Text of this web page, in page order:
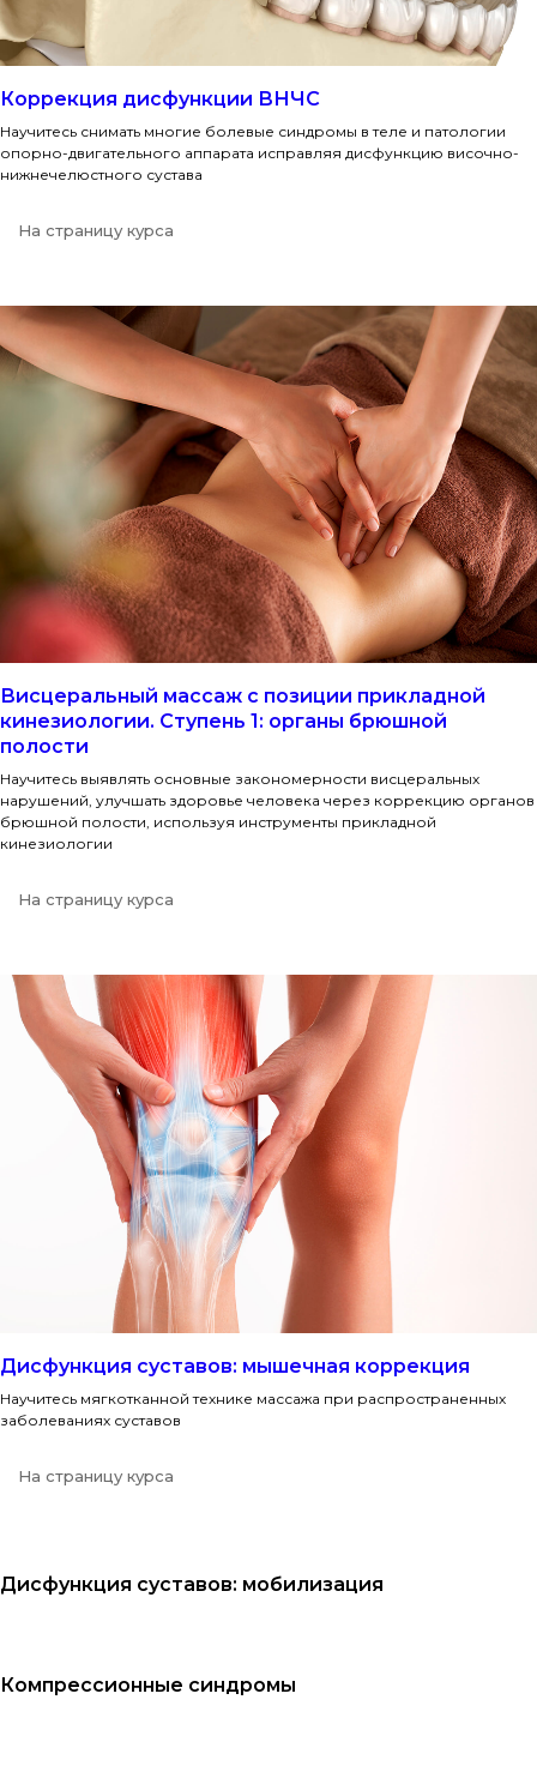
Коррекция дисфункции ВНЧС
Научитесь снимать многие болевые синдромы в теле и патологии
опорно-двигательного аппарата исправляя дисфункцию височно-
нижнечелюстного сустава
На страницу курса
Висцеральный массаж с позиции прикладной
кинезиологии. Ступень 1: органы брюшной
полости
Научитесь выявлять основные закономерности висцеральных
нарушений, улучшать здоровье человека через коррекцию органов
брюшной полости, используя инструменты прикладной
кинезиологии
На страницу курса
Дисфункция суставов: мышечная коррекция
Научитесь мягкотканной технике массажа при распространенных
заболеваниях суставов
На страницу курса
Дисфункция суставов: мобилизация
Компрессионные синдромы